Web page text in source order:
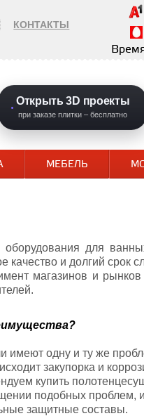
КОНТАКТЫ
Открыть 3D проекты
при заказе плитки – бесплатно
МЕБЕЛЬ
оборудования для
и долгий срок
магазинов и рынков
имеют одну и ту же
закупорка и
купить
подобных проблем,
защитные составы.